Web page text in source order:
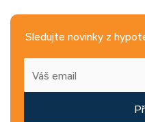
Sledujte novinky z